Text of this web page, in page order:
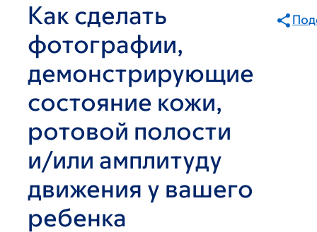
Как сделать
фотографии,
демонстрирующие
состояние кожи,
ротовой полости
и/или амплитуду
движения у вашего
ребенка